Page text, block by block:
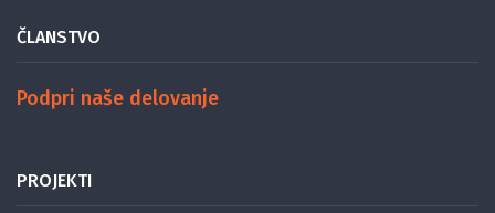
ČLANSTVO
Podpri naše delovanje
PROJEKTI